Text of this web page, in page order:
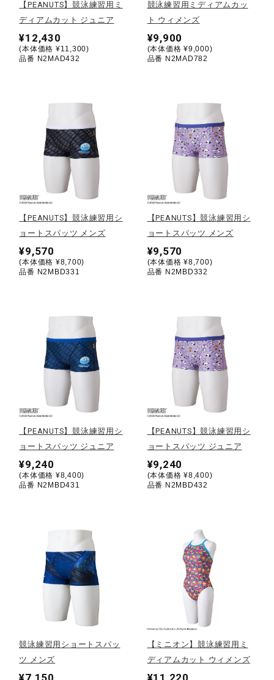
バドミントン
陸上競技
ソフトボール
柔道
ウィンタースポーツ
ワーキング
ウォーキングシューズ
ライフスタイルグッズ
インナー
寝具／ミズノスリープ
サポーター
健康／エクササイズ
ジュニア／キッズ
メディカル
【PEANUTS】競泳練習用ミ
ディアムカット ジュニア
¥12,430
(本体価格 ¥11,300)
品番 N2MAD432
競泳練習用ミディアムカッ
ト ウィメンズ
¥9,900
(本体価格 ¥9,000)
品番 N2MAD782
【PEANUTS】競泳練習用シ
ョートスパッツ メンズ
¥9,570
(本体価格 ¥8,700)
品番 N2MBD331
【PEANUTS】競泳練習用シ
ョートスパッツ メンズ
¥9,570
(本体価格 ¥8,700)
品番 N2MBD332
【PEANUTS】競泳練習用シ
ョートスパッツ ジュニア
¥9,240
(本体価格 ¥8,400)
品番 N2MBD431
【PEANUTS】競泳練習用シ
ョートスパッツ ジュニア
¥9,240
(本体価格 ¥8,400)
品番 N2MBD432
競泳練習用ショートスパッ
ツ メンズ
【ミニオン】競泳練習用ミ
ディアムカット ウィメンズ